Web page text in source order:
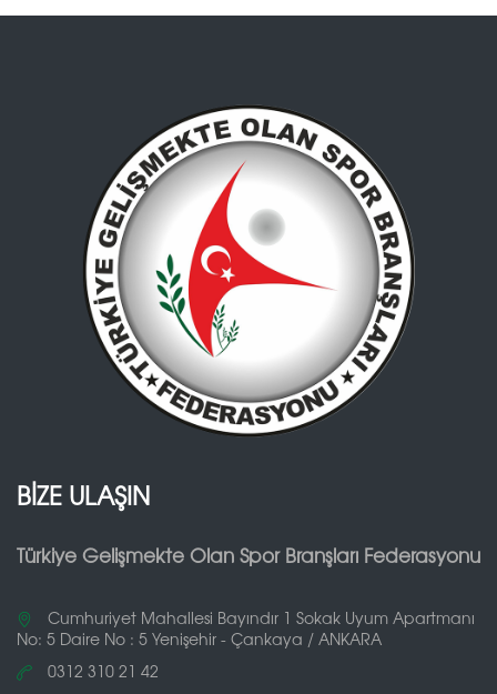
BİZE ULAŞIN
Türkiye Gelişmekte Olan Spor Branşları Federasyonu
Cumhuriyet Mahallesi Bayındır 1 Sokak Uyum Apartmanı
No: 5 Daire No : 5 Yenişehir - Çankaya / ANKARA
0312 310 21 42